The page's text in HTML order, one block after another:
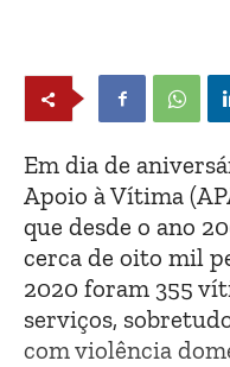
Em dia de
Apoio à Vítima
que desde o ano
cerca de oito mil
2020 foram 355
serviços,
com violência